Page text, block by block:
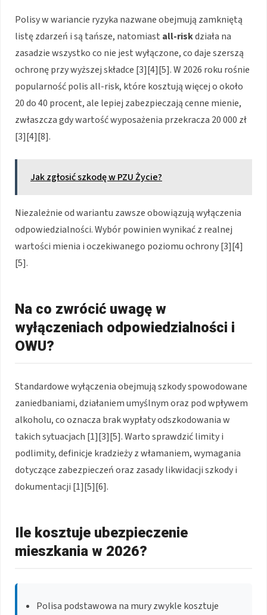
Polisy w wariancie ryzyka nazwane obejmują zamkniętą
listę zdarzeń i są tańsze, natomiast all-riskdziała na
zasadzie wszystko co nie jest wyłączone, co daje szerszą
ochronę przy wyższej składce [3][4][5]. W 2026 roku rośnie
popularność polis all-risk, które kosztują więcej o około
20 do 40 procent, ale lepiej zabezpieczają cenne mienie,
zwłaszcza gdy wartość wyposażenia przekracza 20 000 zł
[3][4][8].
Jak zgłosić szkodę w PZU Życie?
Niezależnie od wariantu zawsze obowiązują wyłączenia
odpowiedzialności. Wybór powinien wynikać z realnej
wartości mienia i oczekiwanego poziomu ochrony [3][4]
[5].
Na co zwrócić uwagę w
wyłączeniach odpowiedzialności i
OWU?
Standardowe wyłączenia obejmują szkody spowodowane
zaniedbaniami, działaniem umyślnym oraz pod wpływem
alkoholu, co oznacza brak wypłaty odszkodowania w
takich sytuacjach [1][3][5]. Warto sprawdzić limity i
podlimity, definicje kradzieży z włamaniem, wymagania
dotyczące zabezpieczeń oraz zasady likwidacji szkody i
dokumentacji [1][5][6].
Ile kosztuje ubezpieczenie
mieszkania w 2026?
Polisa podstawowa na mury zwykle kosztuje